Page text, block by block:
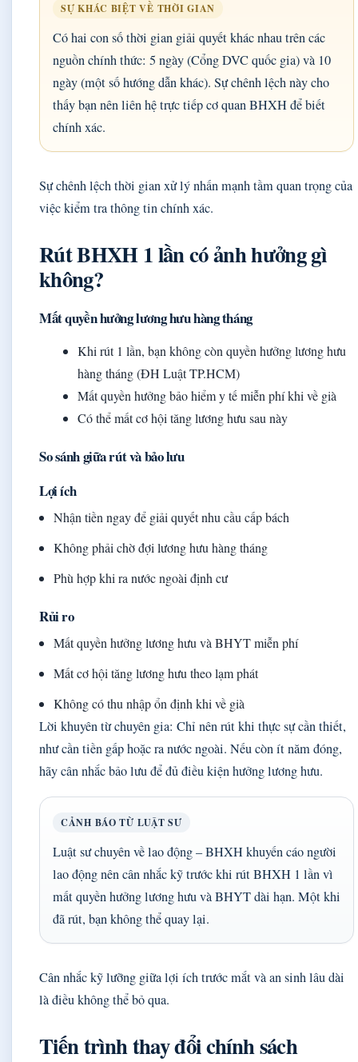
SỰ KHÁC BIỆT VỀ THỜI GIAN
Có hai con số thời gian giải quyết khác nhau trên các
nguồn chính thức: 5 ngày (Cổng DVC quốc gia) và 10
ngày (một số hướng dẫn khác). Sự chênh lệch này cho
thấy bạn nên liên hệ trực tiếp cơ quan BHXH để biết
chính xác.
Sự chênh lệch thời gian xử lý nhấn mạnh tầm quan trọng của
việc kiểm tra thông tin chính xác.
Rút BHXH 1 lần có ảnh hưởng gì
không?
Mất quyền hưởng lương hưu hàng tháng
Khi rút 1 lần, bạn không còn quyền hưởng lương hưu
hàng tháng (ĐH Luật TP.HCM)
Mất quyền hưởng bảo hiểm y tế miễn phí khi về già
Có thể mất cơ hội tăng lương hưu sau này
So sánh giữa rút và bảo lưu
Lợi ích
Nhận tiền ngay để giải quyết nhu cầu cấp bách
Không phải chờ đợi lương hưu hàng tháng
Phù hợp khi ra nước ngoài định cư
Rủi ro
Mất quyền hưởng lương hưu và BHYT miễn phí
Mất cơ hội tăng lương hưu theo lạm phát
Không có thu nhập ổn định khi về già
Lời khuyên từ chuyên gia: Chỉ nên rút khi thực sự cần thiết,
như cần tiền gấp hoặc ra nước ngoài. Nếu còn ít năm đóng,
hãy cân nhắc bảo lưu để đủ điều kiện hưởng lương hưu.
CẢNH BÁO TỪ LUẬT SƯ
Luật sư chuyên về lao động – BHXH khuyến cáo người
lao động nên cân nhắc kỹ trước khi rút BHXH 1 lần vì
mất quyền hưởng lương hưu và BHYT dài hạn. Một khi
đã rút, bạn không thể quay lại.
Cân nhắc kỹ lưỡng giữa lợi ích trước mắt và an sinh lâu dài
là điều không thể bỏ qua.
Tiến trình thay đổi chính sách